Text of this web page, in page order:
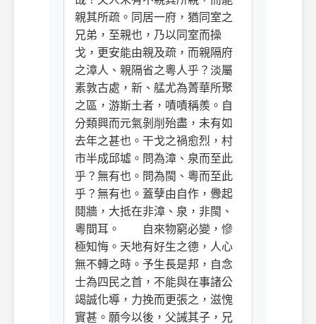
親其所疏。同居一府，猶同室之
兄弟，至親也，乃以同室而操
戈，更安能由親及疏，而親隔府
之漳人、親隔省之粵人乎？淡屬
素敦古處，新、艋尤為菁華所聚
之區，游斯土者，嘖嘖稱羨。自
分類興而元氣剝削殆盡，未有如
去年之甚也。干戈之禍愈烈，村
市半成邱墟。問為漳、泉而至此
乎？無有也。問為閩、粵而至此
乎？無有也。蓋孽由自作，釁起
鬩牆，大抵在非漳、泉，非閩、
粵間耳。 自來物窮必變，慘
極知悔。天地有好生之德，人心
無不轉之時。予生長是邦，自念
士為四民之首，不能與在事諸公
竭誠化導，力挽而更張之，滋愧
實甚。願今以後，父誡其子，兄